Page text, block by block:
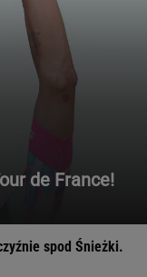
de France!
spod Śnieżki.